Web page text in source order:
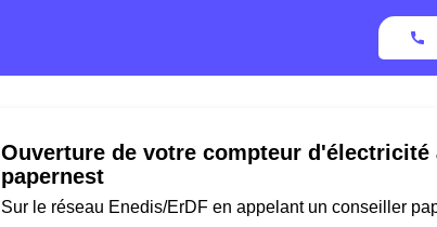
Ouverture de votre compteur d'électricité
papernest
Sur le réseau Enedis/ErDF en appelant un conseiller